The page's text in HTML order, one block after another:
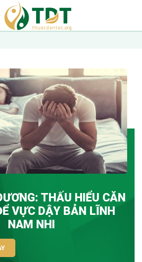
THẤU HIỂU CĂN
VỰC DẬY BẢN LĨNH
NAM NHI